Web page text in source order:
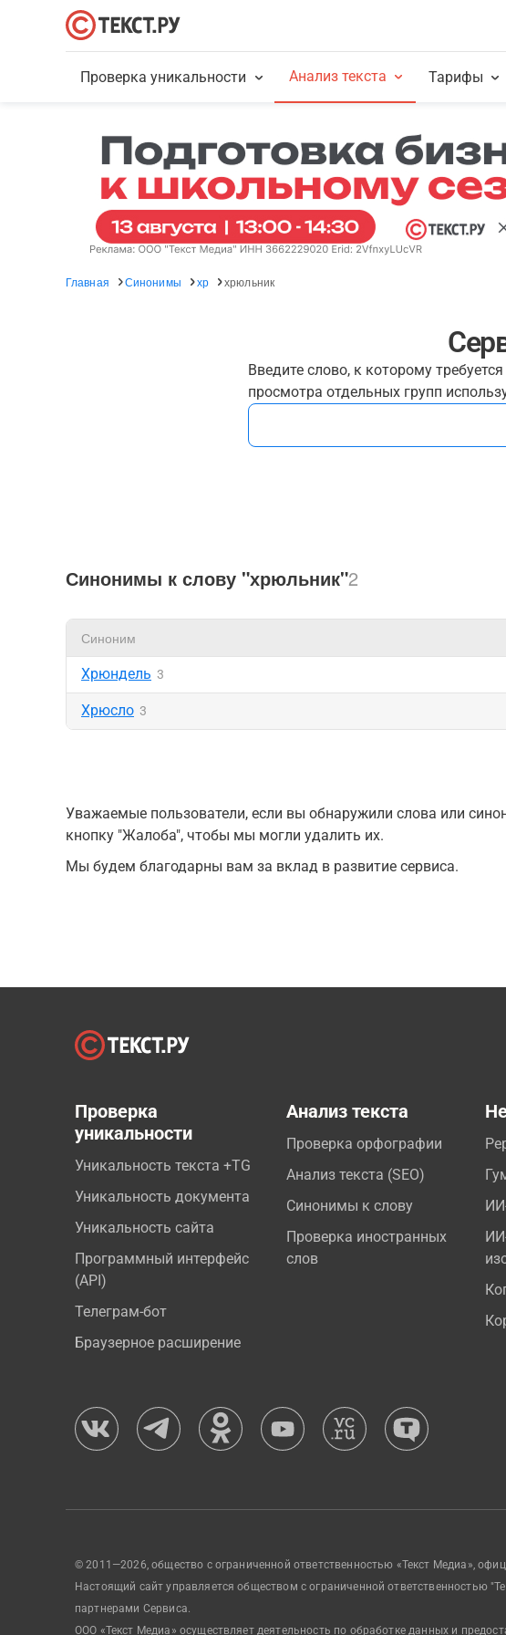
Проверка уникальности Анализ текста Тарифы
Главная Синонимы хр хрюльник
Введите слово, к которому
просмотра отдельных групп
Синонимы к слову "хрюльник"2
Синоним
Хрюндель 3
Хрюсло 3
Уважаемые пользователи, если вы обнаружили слова или
кнопку "Жалоба", чтобы мы могли удалить их.
Мы будем благодарны вам за вклад в развитие сервиса.
Проверка
уникальности
Уникальность текста +TG
Уникальность документа
Уникальность сайта
Программный интерфейс
(API)
Телеграм-бот
Браузерное расширение
Анализ текста
Проверка орфографии
Анализ текста (SEO)
Синонимы к слову
Проверка иностранных
слов
© 2011—2026, общество с ограниченной ответственностью «Текст Медиа»,
Настоящий сайт управляется обществом с ограниченной ответственностью
партнерами Сервиса.
ООО «Текст Медиа» осуществляет деятельность по обработке данных и